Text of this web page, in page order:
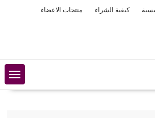
كيفية الشراء منتجات الاعضاء